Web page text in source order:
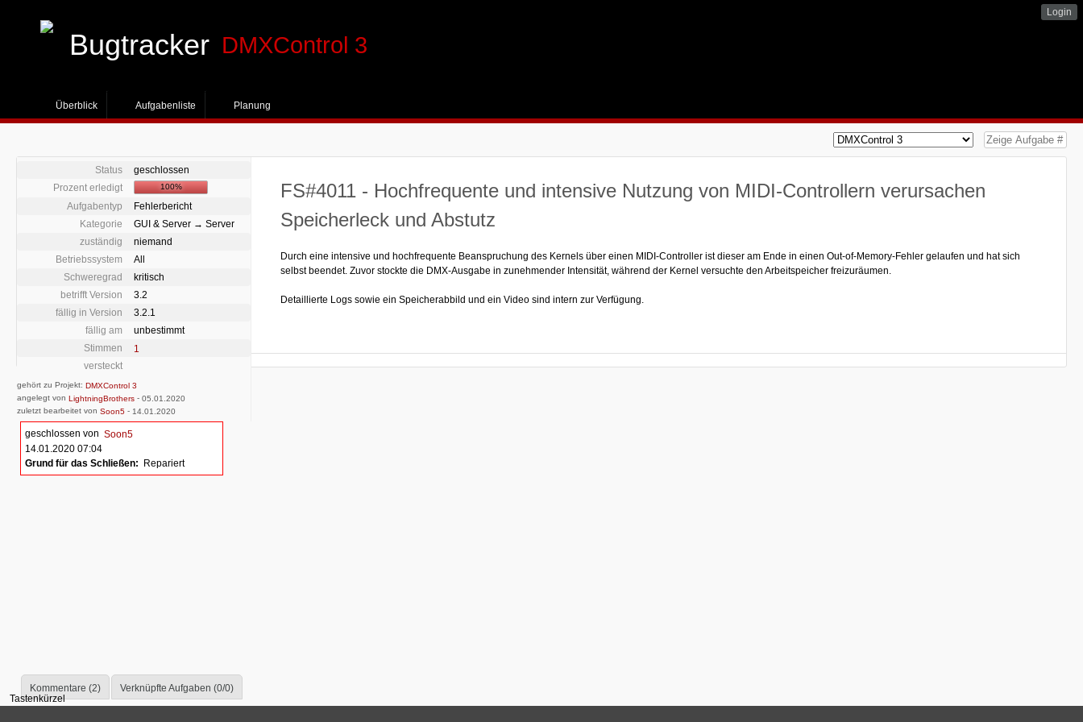
Bugtracker DMXControl 3
Login
Überblick Aufgabenliste Planung
Status
geschlossen
Prozent erledigt
100%
Aufgabentyp
Fehlerbericht
Kategorie
GUI & Server → Server
zuständig
niemand
Betriebssystem
All
Schweregrad
kritisch
betrifft Version
3.2
fällig in Version
3.2.1
fällig am
unbestimmt
Stimmen
1
versteckt
gehört zu Projekt: DMXControl 3
angelegt von LightningBrothers - 05.01.2020
zuletzt bearbeitet von Soon5 - 14.01.2020
FS#4011 - Hochfrequente und intensive Nutzung von MIDI-Controllern verursachen
Speicherleck und Abstutz
Durch eine intensive und hochfrequente Beanspruchung des Kernels über einen MIDI-Controller ist dieser am Ende in einen Out-of-Memory-Fehler gelaufen und hat sich
selbst beendet. Zuvor stockte die DMX-Ausgabe in zunehmender Intensität, während der Kernel versuchte den Arbeitspeicher freizuräumen.
Detaillierte Logs sowie ein Speicherabbild und ein Video sind intern zur Verfügung.
geschlossen von Soon5
14.01.2020 07:04
Grund für das Schließen: Repariert
Kommentare (2)
Verknüpfte Aufgaben (0/0)
Tastenkürzel